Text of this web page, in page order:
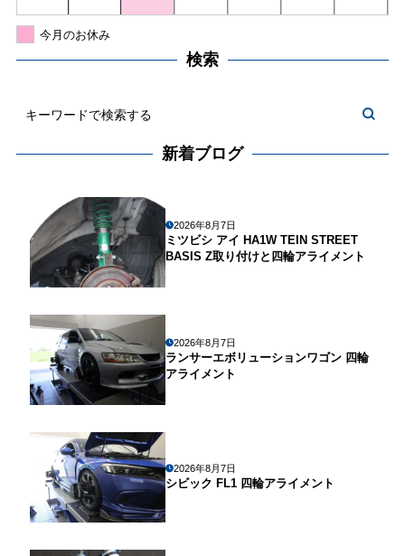
今月のお休み
検索
新着ブログ
2026年8月7日
ミツビシ アイ HA1W TEIN STREET
BASIS Z取り付けと四輪アライメント
2026年8月7日
ランサーエボリューションワゴン 四輪
アライメント
2026年8月7日
シビック FL1 四輪アライメント